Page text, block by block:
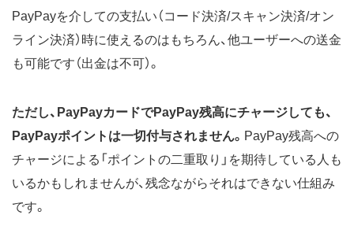
PayPayを介しての支払い（コード決済/スキャン決済/オン
ライン決済）時に使えるのはもちろん、他ユーザーへの送金
も可能です（出金は不可）。
ただし、PayPayカードでPayPay残高にチャージしても、
PayPayポイントは一切付与されません。 PayPay残高への
チャージによる「ポイントの二重取り」を期待している人も
いるかもしれませんが、残念ながらそれはできない仕組み
です。